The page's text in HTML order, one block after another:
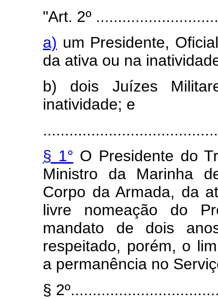
"Art. 2º
a) um Presidente,
da ativa ou na
b) dois Juízes
inatividade; e
§ 1° O Presidente do
Ministro da Marinha
Corpo da Armada, da
livre nomeação do
mandato de dois
respeitado, porém, o
a permanência no
§